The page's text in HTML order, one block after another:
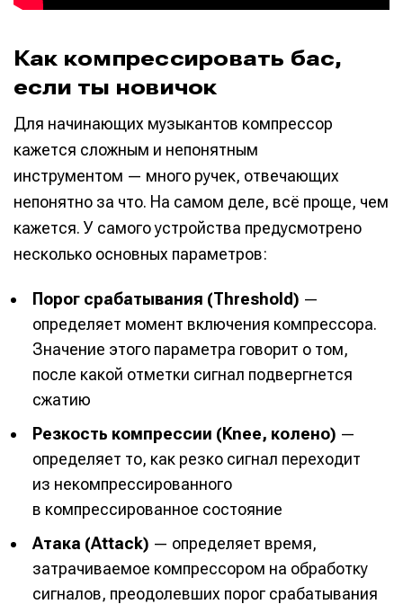
Как компрессировать бас,
если ты новичок
Для начинающих музыкантов компрессор
кажется сложным и непонятным
инструментом — много ручек, отвечающих
непонятно за что. На самом деле, всё проще, чем
кажется. У самого устройства предусмотрено
несколько основных параметров:
Порог срабатывания (Threshold) —
определяет момент включения компрессора.
Значение этого параметра говорит о том,
после какой отметки сигнал подвергнется
сжатию
Резкость компрессии (Knee, колено) —
определяет то, как резко сигнал переходит
из некомпрессированного
в компрессированное состояние
Атака (Attack) — определяет время,
затрачиваемое компрессором на обработку
сигналов, преодолевших порог срабатывания